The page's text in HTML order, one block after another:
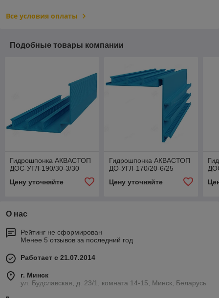
Все условия оплаты
Подобные товары компании
Гидрошпонка АКВАСТОП
ДОС-УГЛ-190/30-3/30
Цену уточняйте
Гидрошпонка АКВАСТОП
ДО-УГЛ-170/20-6/25
Цену уточняйте
О нас
Рейтинг не сформирован
Менее 5 отзывов за последний год
Работает с 21.07.2014
г. Минск
ул. Будславская, д. 23/1, комната 14-15, Минск, Беларусь